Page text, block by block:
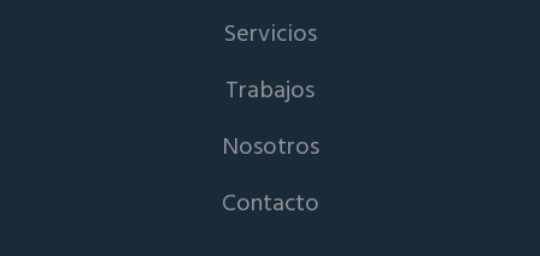
Servicios
Trabajos
Nosotros
Contacto